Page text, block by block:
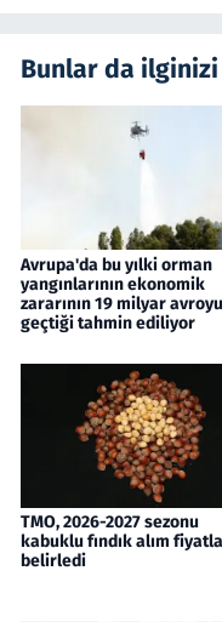
Bunlar da
Avrupa'da bu yılki orman
yangınlarının ekonomik
zararının 19 milyar avroyu
geçtiği tahmin ediliyor
TMO, 2026-2027 sezonu
kabuklu fındık alım
belirledi